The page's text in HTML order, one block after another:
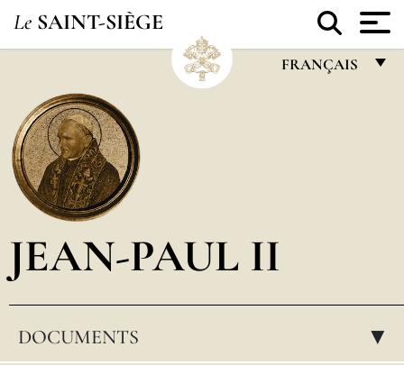
Le SAINT-SIÈGE
FRANÇAIS
POLSKI
JEAN-PAUL II
DOCUMENTS ▸